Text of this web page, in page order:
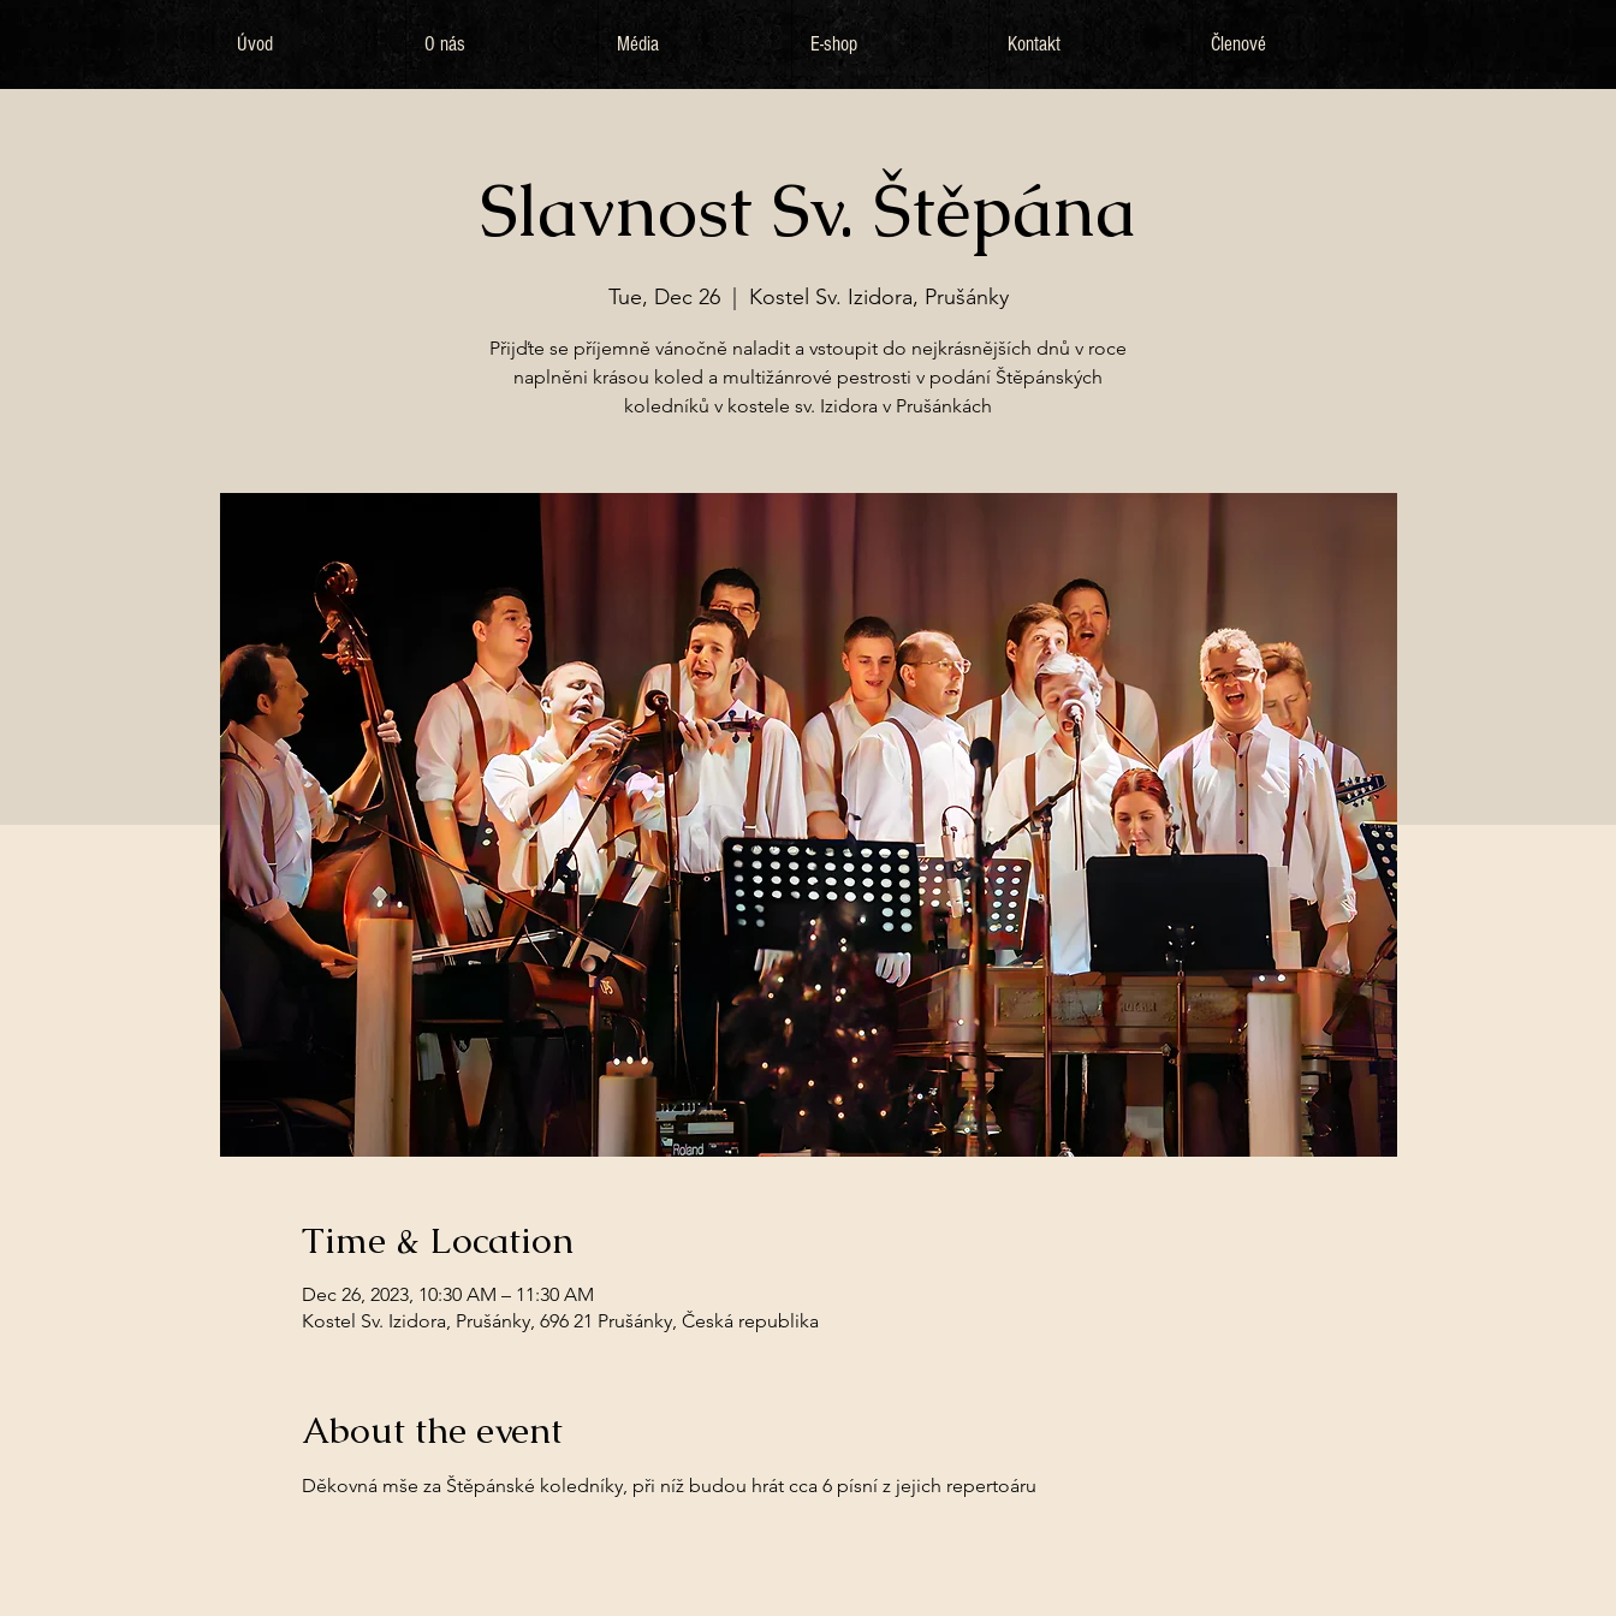
Úvod O nás Média E-shop Kontakt Členové
Slavnost Sv. Štěpána
Tue, Dec 26
  |
Kostel Sv. Izidora, Prušánky
Přijďte se příjemně vánočně naladit a vstoupit do nejkrásnějších dnů v roce
naplněni krásou koled a multižánrové pestrosti v podání Štěpánských
koledníků v kostele sv. Izidora v Prušánkách
Time & Location
Dec 26, 2023, 10:30 AM – 11:30 AM
Kostel Sv. Izidora, Prušánky, 696 21 Prušánky, Česká republika
About the event
Děkovná mše za Štěpánské koledníky, při níž budou hrát cca 6 písní z jejich repertoáru